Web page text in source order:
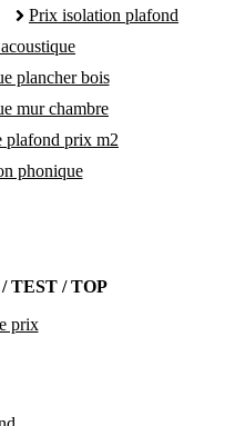
Prix isolation plafond
plancher bois
mur chambre
plafond prix m2
phonique
TEST / TOP
prix